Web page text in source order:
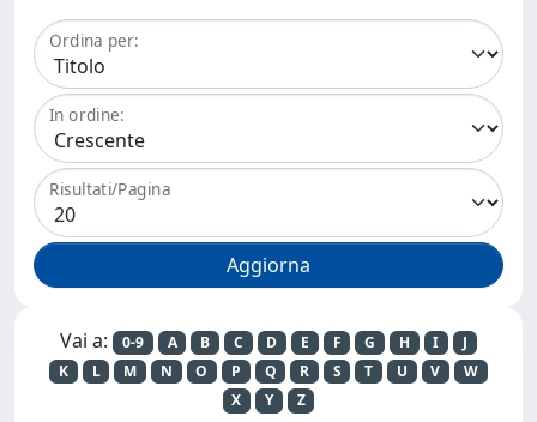
Ordina per:
In ordine:
Risultati/Pagina
Vai a: 0-9 A B C D E F G H I
J
K
L M N O P Q R S T U V
W
X
Y Z